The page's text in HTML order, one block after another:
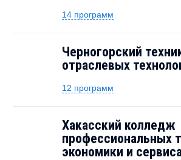
14 программ
Черногорский
отраслевых
12 программ
Хакасский колледж
профессиональных
экономики и сервиса